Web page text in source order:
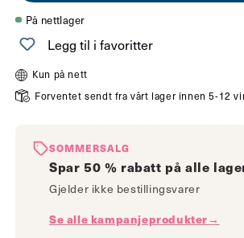
Artic
LED
3-
lys
skinne
sort
LED
lys
skinne
sort
På nettlager
Legg til i favoritter
Kun på nett
Forventet sendt fra vårt lager innen 5-12
SOMMERSALG
Spar 50 % rabatt på alle
Gjelder ikke bestillingsvarer
Se alle kampanjeprodukter→